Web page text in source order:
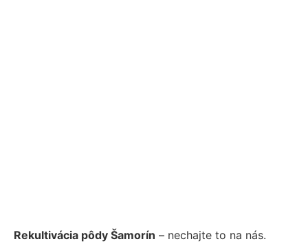
Rekultivácia pôdy Šamorín – nechajte to na nás.